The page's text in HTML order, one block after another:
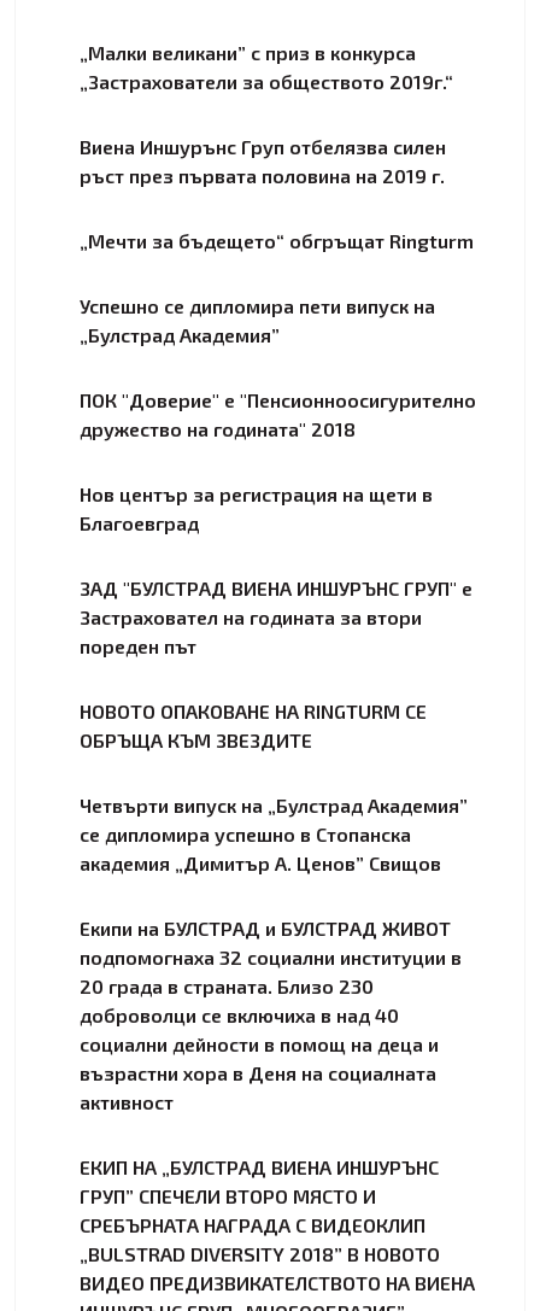
„Малки великани” с приз в конкурса
„Застрахователи за обществото 2019г.“
Виена Иншурънс Груп отбелязва силен
ръст през първата половина на 2019 г.
„Мечти за бъдещето“ обгръщат Ringturm
Успешно се дипломира пети випуск на
„Булстрад Академия”
ПОК "Доверие" е "Пенсионноосигурително
дружество на годината" 2018
Нов център за регистрация на щети в
Благоевград
ЗАД "БУЛСТРАД ВИЕНА ИНШУРЪНС ГРУП" е
Застраховател на годината за втори
пореден път
НОВОТО ОПАКОВАНЕ НА RINGTURM СЕ
ОБРЪЩА КЪМ ЗВЕЗДИТЕ
Четвърти випуск на „Булстрад Академия”
се дипломира успешно в Стопанска
академия „Димитър А. Ценов” Свищов
Екипи на БУЛСТРАД и БУЛСТРАД ЖИВОТ
подпомогнаха 32 социални институции в
20 града в страната. Близо 230
доброволци се включиха в над 40
социални дейности в помощ на деца и
възрастни хора в Деня на социалната
активност
ЕКИП НА „БУЛСТРАД ВИЕНА ИНШУРЪНС
ГРУП” СПЕЧЕЛИ ВТОРО МЯСТО И
СРЕБЪРНАТА НАГРАДА С ВИДЕОКЛИП
„BULSTRAD DIVERSITY 2018” В НОВОТО
ВИДЕО ПРЕДИЗВИКАТЕЛСТВОТО НА ВИЕНА